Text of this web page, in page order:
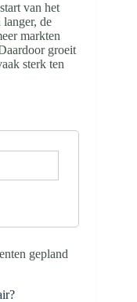
van het
de
markten
groeit
sterk ten
gepland